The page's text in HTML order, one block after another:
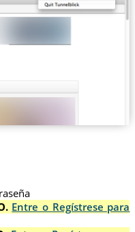
Entre o Regístrese para